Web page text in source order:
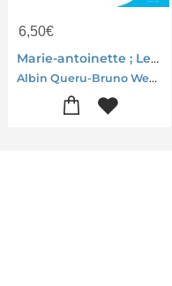
6,50€
Marie-antoinette ; Les Costumes D'epoque
Albin Queru-Bruno Wennagel-Mathieu Ferret